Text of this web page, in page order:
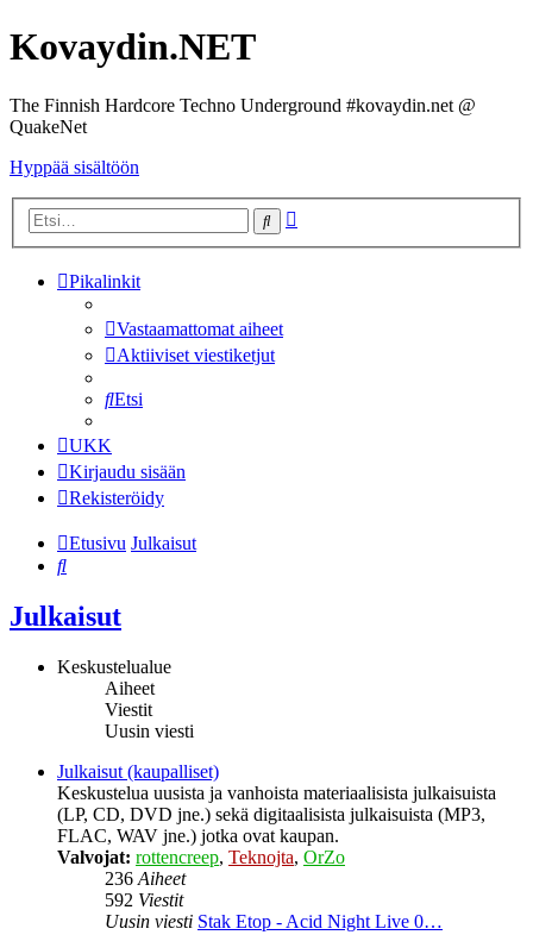
Kovaydin.NET
The Finnish Hardcore Techno Underground #kovaydin.net @
QuakeNet
Hyppää sisältöön
Etsi
Pikalinkit
Vastaamattomat aiheet
Aktiiviset viestiketjut
Etsi
UKK
Kirjaudu sisään
Rekisteröidy
Etusivu Julkaisut
Etsi
Julkaisut
Keskustelualue
Aiheet
Viestit
Uusin viesti
Julkaisut (kaupalliset)
Keskustelua uusista ja vanhoista materiaalisista julkaisuista
(LP, CD, DVD jne.) sekä digitaalisista julkaisuista (MP3,
FLAC, WAV jne.) jotka ovat kaupan.
Valvojat: rottencreep, Teknojta, OrZo
236 Aiheet
592 Viestit
Uusin viesti Stak Etop - Acid Night Live 0…